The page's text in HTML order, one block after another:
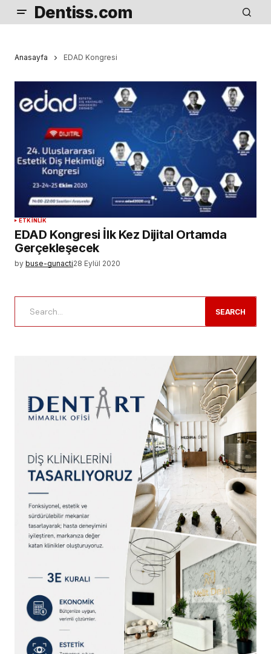
Dentiss.com
Anasayfa EDAD Kongresi
ETKINLIK
EDAD Kongresi İlk Kez Dijital Ortamda
Gerçekleşecek
by buse-gunacti28 Eylül 2020
SEARCH